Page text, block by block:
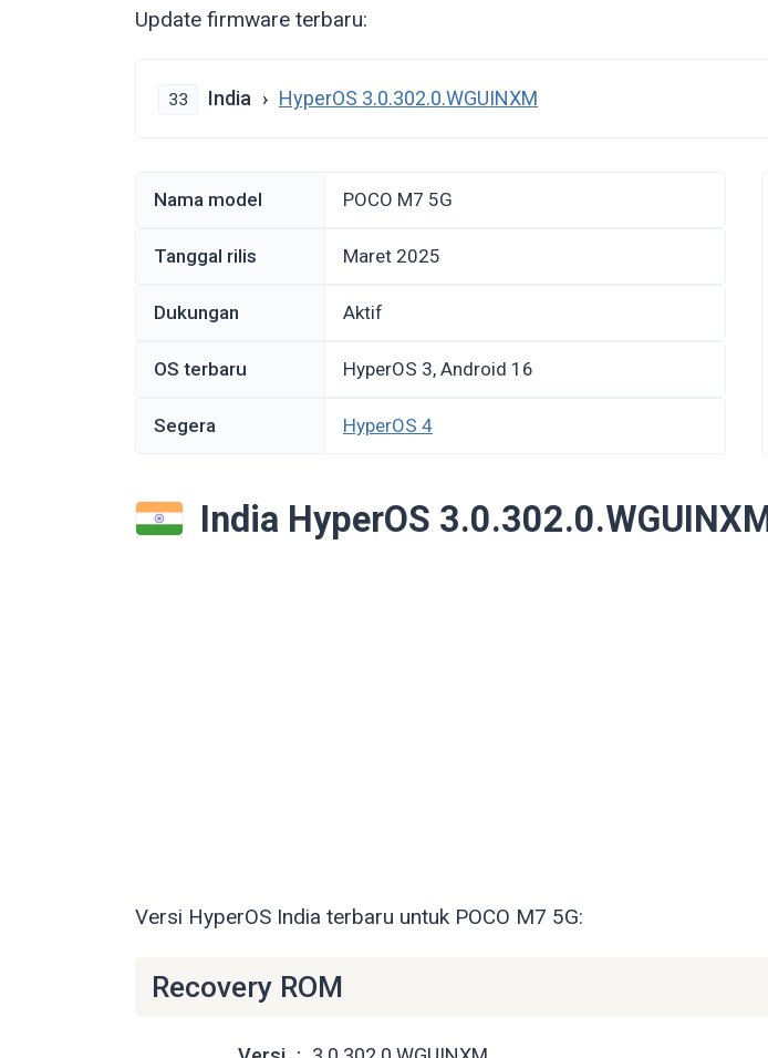
Update firmware terbaru:
33 India HyperOS 3.0.302.0.WGUINXM
Nama model POCO M7 5G
Tanggal rilis Maret 2025
Dukungan Aktif
OS terbaru HyperOS 3, Android 16
Segera HyperOS 4
India HyperOS 3.0.302.0.WGUINXM
Versi HyperOS India terbaru untuk POCO M7 5G:
Recovery ROM